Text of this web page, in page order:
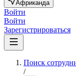
Африканда
Войти
Войти
Зарегистрироваться
Поиск
/